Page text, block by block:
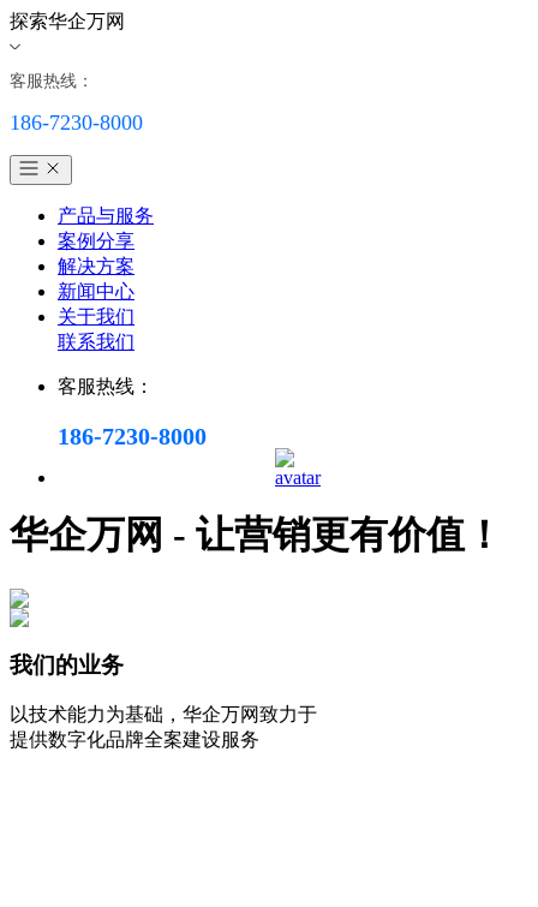
探索华企万网
客服热线：
186-7230-8000
产品与服务
案例分享
解决方案
新闻中心
关于我们
联系我们
客服热线：
186-7230-8000
华企万网 - 让营销更有价值！
我们的业务
以技术能力为基础，华企万网致力于
提供数字化品牌全案建设服务